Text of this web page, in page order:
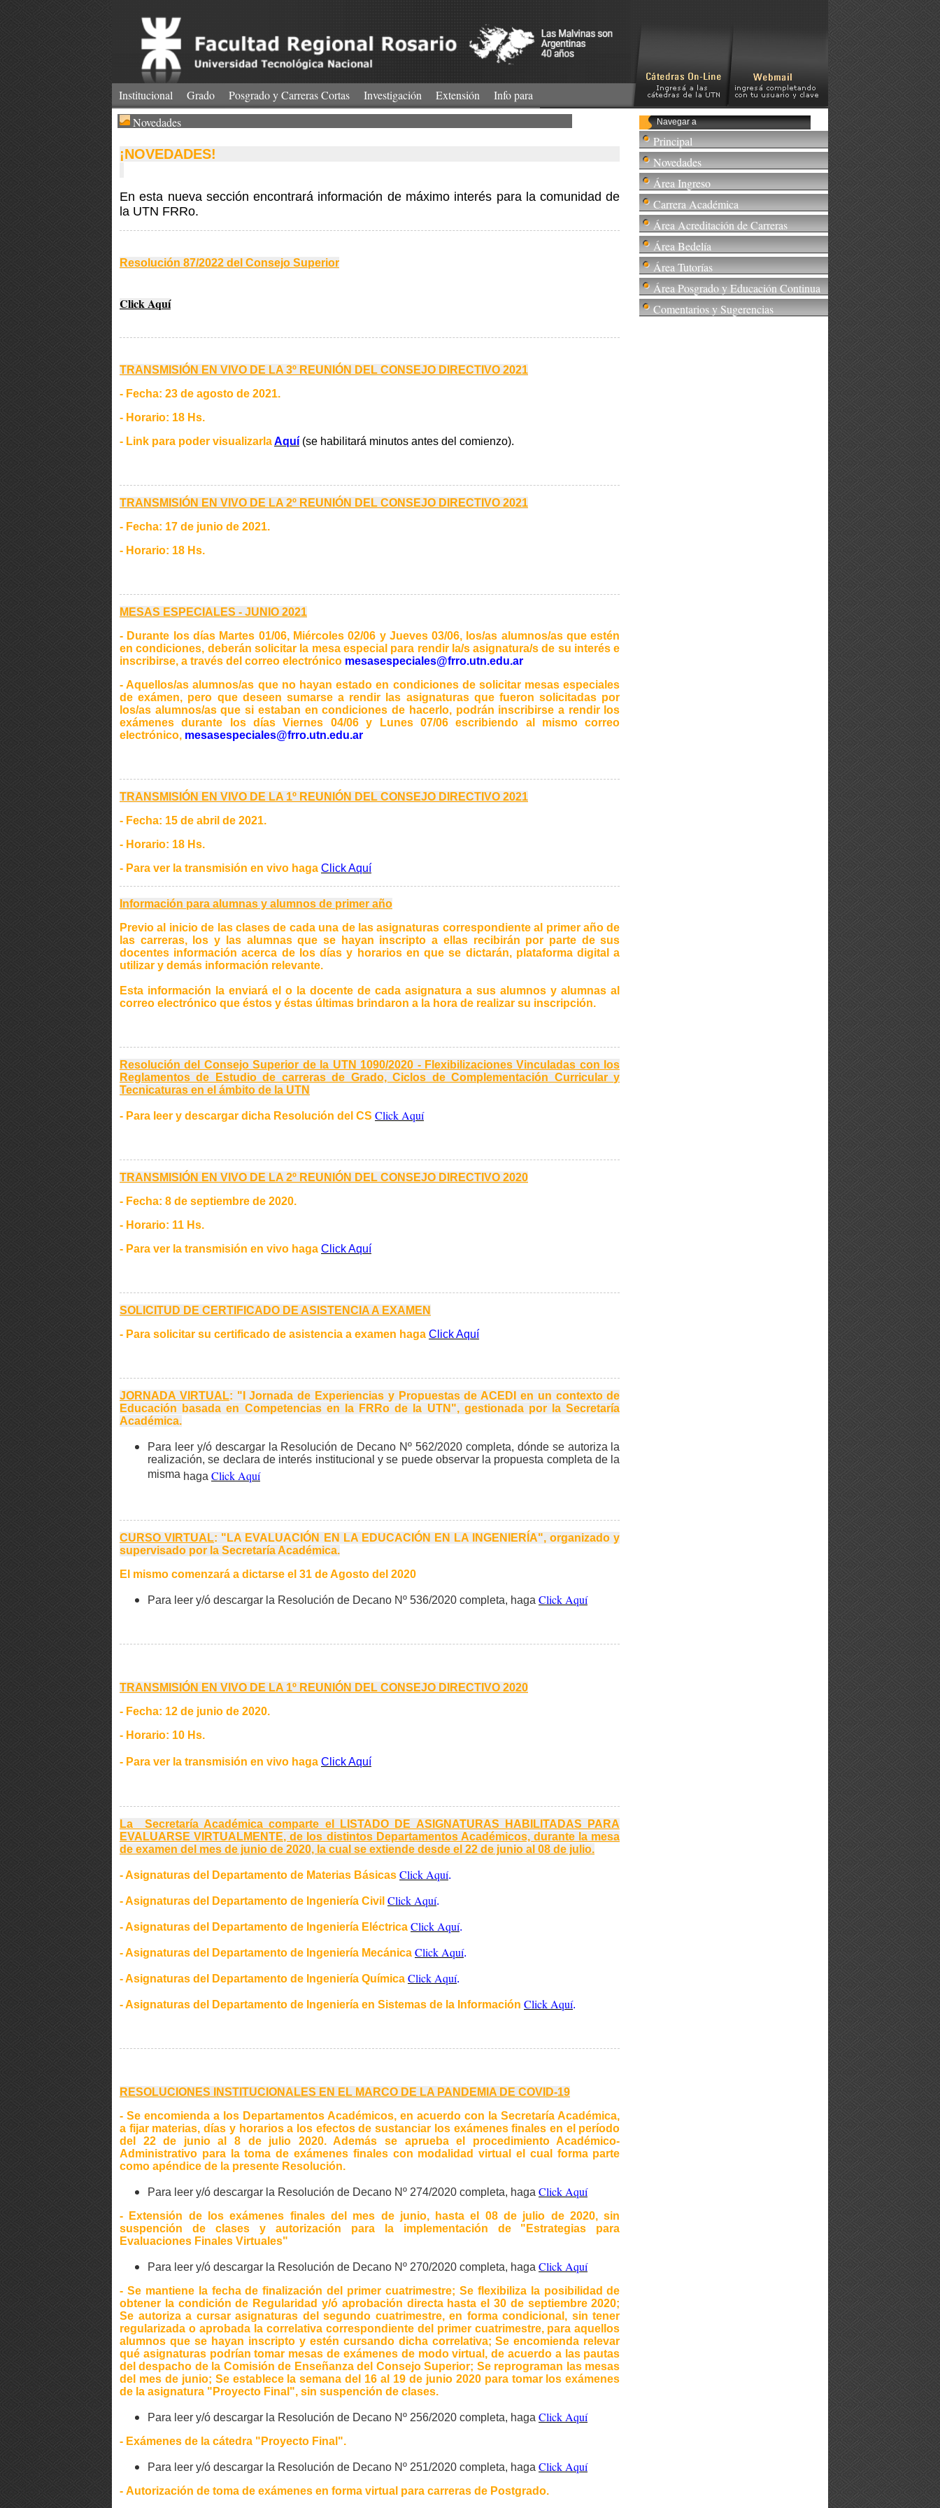
Institucional Grado Posgrado y Carreras Cortas Investigación Extensión
Info para
Novedades
¡NOVEDADES!
En esta nueva sección encontrará información de máximo interés para la comunidad de
la UTN FRRo.
Resolución 87/2022 del Consejo Superior
Click Aquí
TRANSMISIÓN EN VIVO DE LA 3º REUNIÓN DEL CONSEJO DIRECTIVO 2021
- Fecha: 23 de agosto de 2021.
- Horario: 18 Hs.
- Link para poder visualizarlaAquí (se habilitará minutos antes del comienzo).
TRANSMISIÓN EN VIVO DE LA 2º REUNIÓN DEL CONSEJO DIRECTIVO 2021
- Fecha: 17 de junio de 2021.
- Horario: 18 Hs.
MESAS ESPECIALES - JUNIO 2021
- Durante los días Martes 01/06, Miércoles 02/06 y Jueves 03/06, los/as alumnos/as que estén
en condiciones, deberán solicitar la mesa especial para rendir la/s asignatura/s de su interés e
inscribirse, a través del correo electrónico mesasespeciales@frro.utn.edu.ar
- Aquellos/as alumnos/as que no hayan estado en condiciones de solicitar mesas especiales
de exámen, pero que deseen sumarse a rendir las asignaturas que fueron solicitadas por
los/as alumnos/as que si estaban en condiciones de hacerlo, podrán inscribirse a rendir los
exámenes durante los días Viernes 04/06 y Lunes 07/06 escribiendo al mismo correo
electrónico, mesasespeciales@frro.utn.edu.ar
TRANSMISIÓN EN VIVO DE LA 1º REUNIÓN DEL CONSEJO DIRECTIVO 2021
- Fecha: 15 de abril de 2021.
- Horario: 18 Hs.
- Para ver la transmisión en vivo haga Click Aquí
Información para alumnas y alumnos de primer año
Previo al inicio de las clases de cada una de las asignaturas correspondiente al primer año de
las carreras, los y las alumnas que se hayan inscripto a ellas recibirán por parte de sus
docentes información acerca de los días y horarios en que se dictarán, plataforma digital a
utilizar y demás información relevante.
Esta información la enviará el o la docente de cada asignatura a sus alumnos y alumnas al
correo electrónico que éstos y éstas últimas brindaron a la hora de realizar su inscripción.
Resolución del Consejo Superior de la UTN 1090/2020 - Flexibilizaciones Vinculadas con los
Reglamentos de Estudio de carreras de Grado, Ciclos de Complementación Curricular y
Tecnicaturas en el ámbito de la UTN
- Para leer y descargar dicha Resolución del CS Click Aquí
TRANSMISIÓN EN VIVO DE LA 2º REUNIÓN DEL CONSEJO DIRECTIVO 2020
- Fecha: 8 de septiembre de 2020.
- Horario: 11 Hs.
- Para ver la transmisión en vivo haga Click Aquí
SOLICITUD DE CERTIFICADO DE ASISTENCIA A EXAMEN
- Para solicitar su certificado de asistencia a examen haga Click Aquí
JORNADA VIRTUAL: "I Jornada de Experiencias y Propuestas de ACEDI en un contexto de
Educación basada en Competencias en la FRRo de la UTN ", gestionada por la Secretaría
Académica.
Para leer y/ó descargar la Resolución de Decano Nº 562/2020 completa, dónde se autoriza la
realización, se declara de interés institucional y se puede observar la propuesta completa de la
misma haga Click Aquí
CURSO VIRTUAL: "LA EVALUACIÓN EN LA EDUCACIÓN EN LA INGENIERÍA", organizado y
supervisado por la Secretaría Académica.
El mismo comenzará a dictarse el 31 de Agosto del 2020
Para leer y/ó descargar la Resolución de Decano Nº 536/2020 completa, haga Click Aquí
TRANSMISIÓN EN VIVO DE LA 1º REUNIÓN DEL CONSEJO DIRECTIVO 2020
- Fecha: 12 de junio de 2020.
- Horario: 10 Hs.
- Para ver la transmisión en vivo haga Click Aquí
La Secretaría Académica comparte el LISTADO DE ASIGNATURAS HABILITADAS PARA
EVALUARSE VIRTUALMENTE, de los distintos Departamentos Académicos, durante la mesa
de examen del mes de junio de 2020, la cual se extiende desde el 22 de junio al 08 de julio.
- Asignaturas del Departamento de Materias Básicas Click Aquí.
- Asignaturas del Departamento de Ingeniería Civil Click Aquí.
- Asignaturas del Departamento de Ingeniería Eléctrica Click Aquí.
- Asignaturas del Departamento de Ingeniería Mecánica Click Aquí.
- Asignaturas del Departamento de Ingeniería Química Click Aquí.
- Asignaturas del Departamento de Ingeniería en Sistemas de la Información Click Aquí.
RESOLUCIONES INSTITUCIONALES EN EL MARCO DE LA PANDEMIA DE COVID-19
- Se encomienda a los Departamentos Académicos, en acuerdo con la Secretaría Académica,
a fijar materias, días y horarios a los efectos de sustanciar los exámenes finales en el período
del 22 de junio al 8 de julio 2020. Además se aprueba el procedimiento Académico-
Administrativo para la toma de exámenes finales con modalidad virtual el cual forma parte
como apéndice de la presente Resolución.
Para leer y/ó descargar la Resolución de Decano Nº 274/2020 completa, haga Click Aquí
- Extensión de los exámenes finales del mes de junio, hasta el 08 de julio de 2020, sin
suspención de clases y autorización para la implementación de "Estrategias para
Evaluaciones Finales Virtuales"
Para leer y/ó descargar la Resolución de Decano Nº 270/2020 completa, haga Click Aquí
- Se mantiene la fecha de finalización del primer cuatrimestre; Se flexibiliza la posibilidad de
obtener la condición de Regularidad y/ó aprobación directa hasta el 30 de septiembre 2020;
Se autoriza a cursar asignaturas del segundo cuatrimestre, en forma condicional, sin tener
regularizada o aprobada la correlativa correspondiente del primer cuatrimestre, para aquellos
alumnos que se hayan inscripto y estén cursando dicha correlativa; Se encomienda relevar
qué asignaturas podrían tomar mesas de exámenes de modo virtual, de acuerdo a las pautas
del despacho de la Comisión de Enseñanza del Consejo Superior; Se reprograman las mesas
del mes de junio; Se establece la semana del 16 al 19 de junio 2020 para tomar los exámenes
de la asignatura "Proyecto Final", sin suspención de clases.
Para leer y/ó descargar la Resolución de Decano Nº 256/2020 completa, haga Click Aquí
- Exámenes de la cátedra "Proyecto Final".
Para leer y/ó descargar la Resolución de Decano Nº 251/2020 completa, haga Click Aquí
- Autorización de toma de exámenes en forma virtual para carreras de Postgrado.
Navegar a
Principal
Novedades
Área Ingreso
Carrera Académica
Área Acreditación de Carreras
Área Bedelía
Área Tutorías
Área Posgrado y Educación Continua
Comentarios y Sugerencias